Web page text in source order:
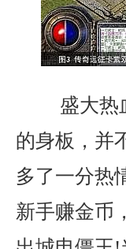
盛大热
的身板，并
多了一分热
新手赚金币